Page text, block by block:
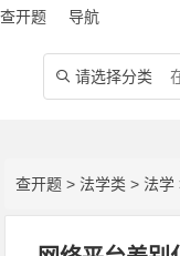
查开题 导航
 请选择分类
查开题 > 法学类 > 法学